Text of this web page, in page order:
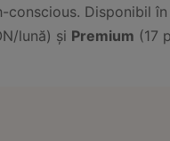
Disponibil
lună) și Premium (17